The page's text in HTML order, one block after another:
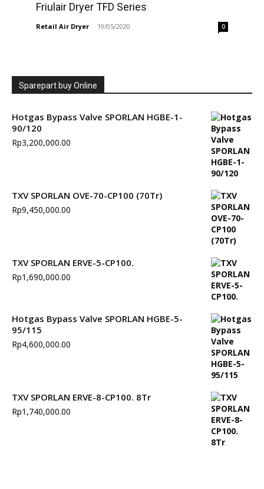
Friulair Dryer TFD Series
Retail Air Dryer - 19/05/2020 0
Sparepart buy Online
Hotgas Bypass Valve SPORLAN HGBE-1-
90/120
Rp3,200,000.00
TXV SPORLAN OVE-70-CP100 (70Tr)
Rp9,450,000.00
TXV SPORLAN ERVE-5-CP100.
Rp1,690,000.00
Hotgas Bypass Valve SPORLAN HGBE-5-
95/115
Rp4,600,000.00
TXV SPORLAN ERVE-8-CP100. 8Tr
Rp1,740,000.00